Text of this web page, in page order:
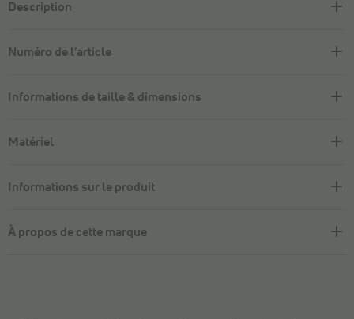
Description
Numéro de l'article
Informations de taille & dimensions
Matériel
Informations sur le produit
À propos de cette marque